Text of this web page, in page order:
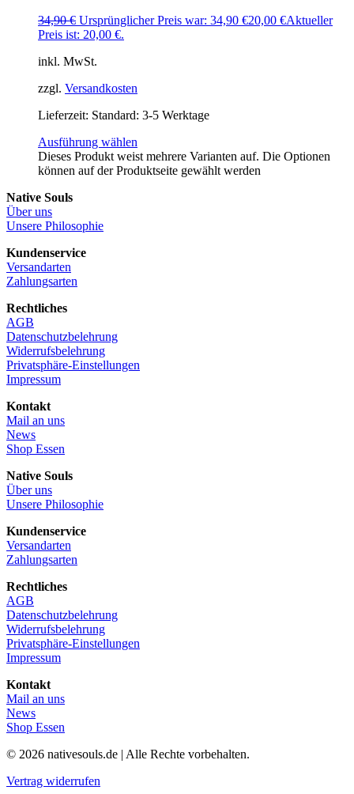
34,90€ Ursprünglicher Preis war: 34,90 €20,00 €Aktueller
Preis ist: 20,00 €.
inkl. MwSt.
zzgl. Versandkosten
Lieferzeit: Standard: 3-5 Werktage
Ausführung wählen
Dieses Produkt weist mehrere Varianten auf. Die Optionen
können auf der Produktseite gewählt werden
Native Souls
Über uns
Unsere Philosophie
Kundenservice
Versandarten
Zahlungsarten
Rechtliches
AGB
Datenschutzbelehrung
Widerrufsbelehrung
Privatsphäre-Einstellungen
Impressum
Kontakt
Mail an uns
News
Shop Essen
Native Souls
Über uns
Unsere Philosophie
Kundenservice
Versandarten
Zahlungsarten
Rechtliches
AGB
Datenschutzbelehrung
Widerrufsbelehrung
Privatsphäre-Einstellungen
Impressum
Kontakt
Mail an uns
News
Shop Essen
© 2026 nativesouls.de | Alle Rechte vorbehalten.
Vertrag widerrufen